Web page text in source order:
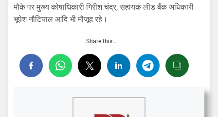
मौके पर मुख्य कोषाधिकारी गिरीश चंद्र, सहायक लीड बैंक अधिकारी
भूपेश नौटियाल आदि भी मौजूद रहे।
Share this…